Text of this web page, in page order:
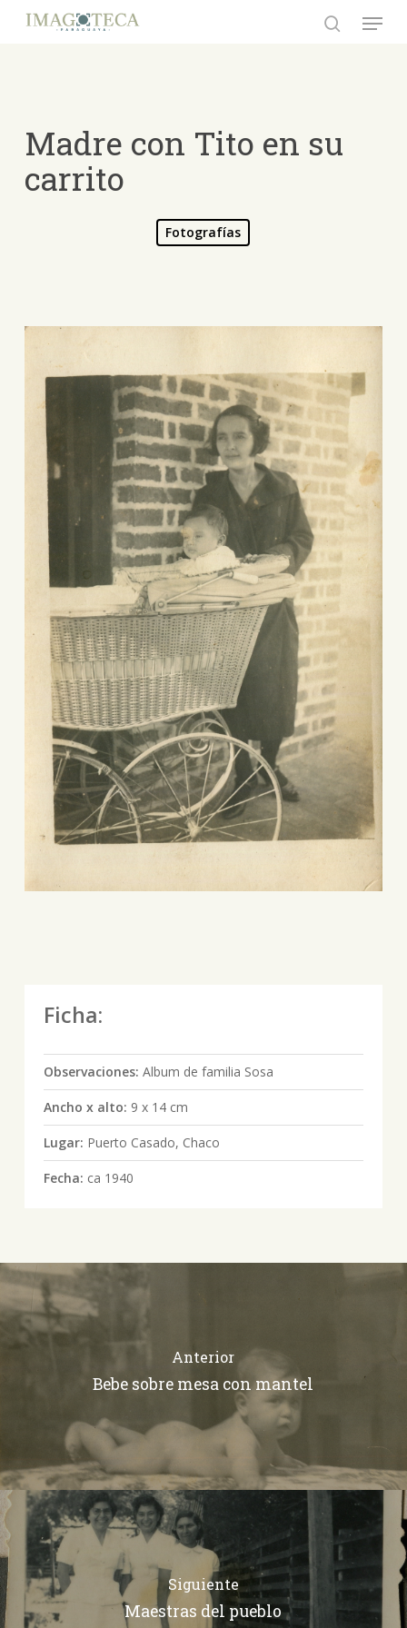
Menu
Madre con Tito en su
carrito
Fotografías
Ficha:
Observaciones: Album de familia Sosa
Ancho x alto: 9 x 14 cm
Lugar: Puerto Casado, Chaco
Fecha: ca 1940
Anterior
Bebe sobre mesa con mantel
Siguiente
Maestras del pueblo